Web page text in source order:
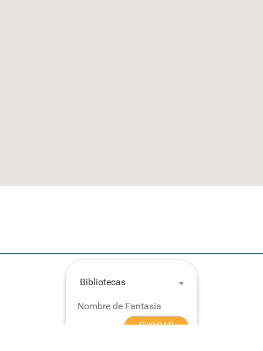
Bibliotecas
BUSCAR